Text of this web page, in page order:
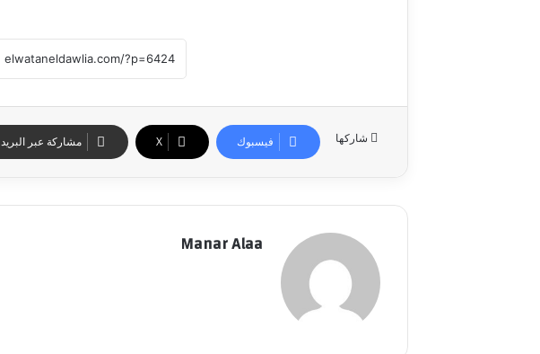
شاركها فيسبوك ‫X مشاركة عبر البريد
Manar Alaa